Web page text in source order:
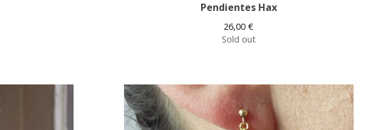
Pendientes Hax
26,00€
Sold out